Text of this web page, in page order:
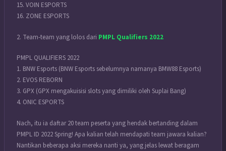
15. VOIN ESPORTS
16. ZONE ESPORTS
2. Team-team yang lolos dari PMPL Qualifiers 2022
PMPL QUALIFIERS 2022
1. BNW Esports (BNW Esports sebelumnya namanya BMW88 Esports)
2. EVOS REBORN
3. GPX (GPX mengakuisisi slots yang dimiliki oleh Suplai Bang)
4. ONIC ESPORTS
Nach, itu ia daftar 20 team peserta yang hendak bertanding dalam
PMPL ID 2022 Spring! Apa kalian telah mendapati team jawara kalian?
Nantikan beberapa aksi mereka nanti ya, yang jelas lewat beragam